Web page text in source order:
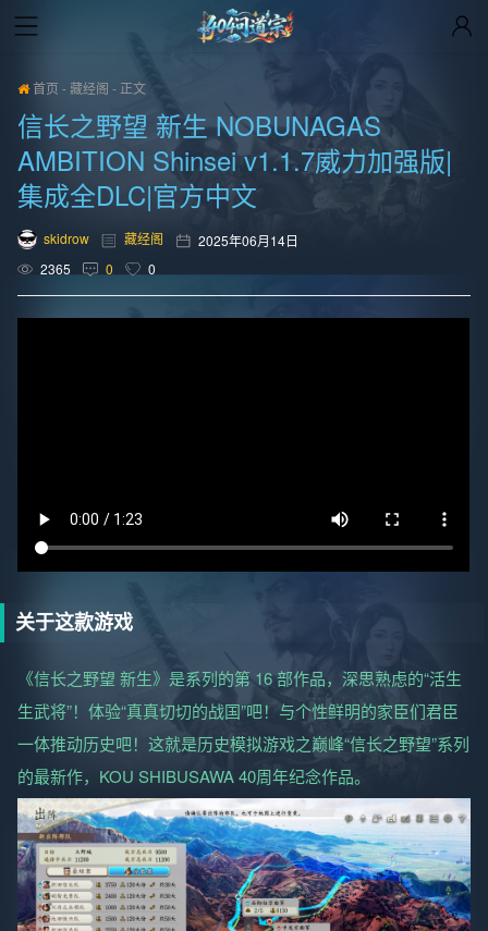
首页 -藏经阁 - 正文
信长之野望 新生 NOBUNAGAS
AMBITION Shinsei v1.1.7威力加强版|
集成全DLC|官方中文
skidrow 藏经阁
2025年06月14日
2365
0 0
关于这款游戏
《信长之野望 新生》是系列的第 16 部作品，深思熟虑的“活生
生武将”！体验“真真切切的战国”吧！与个性鲜明的家臣们君臣
一体推动历史吧！这就是历史模拟游戏之巅峰“信长之野望”系列
的最新作，KOU SHIBUSAWA 40周年纪念作品。